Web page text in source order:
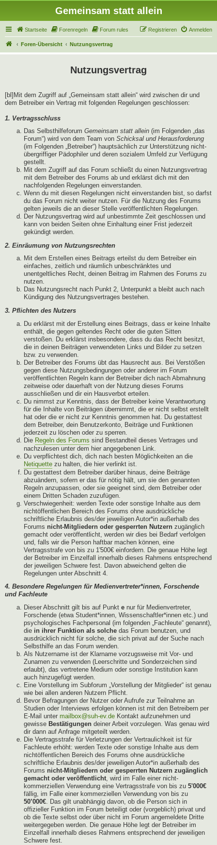
Gemeinsam statt allein
Startseite Forenregeln Forum rules Anmelden
Registrieren
Foren-Übersicht Nutzungsvertrag
Nutzungsvertrag
[bl]Mit dem Zugriff auf „Gemeinsam statt allein“ wird zwischen dir und
dem Betreiber ein Vertrag mit folgenden Regelungen geschlossen:
1. Vertragsschluss
Das Selbsthilfeforum Gemeinsam statt allein (im Folgenden „das
Forum“) wird von dem Team von Schicksal und Herausforderung
(im Folgenden „Betreiber“) hauptsächlich zur Unterstützung nicht-
übergriffiger Pädophiler und deren sozialem Umfeld zur Verfügung
gestellt.
Mit dem Zugriff auf das Forum schließt du einen Nutzungsvertrag
mit dem Betreiber des Forums ab und erklärst dich mit den
nachfolgenden Regelungen einverstanden.
Wenn du mit diesen Regelungen nicht einverstanden bist, so darfst
du das Forum nicht weiter nutzen. Für die Nutzung des Forums
gelten jeweils die an dieser Stelle veröffentlichten Regelungen.
Der Nutzungsvertrag wird auf unbestimmte Zeit geschlossen und
kann von beiden Seiten ohne Einhaltung einer Frist jederzeit
gekündigt werden.
2. Einräumung von Nutzungsrechten
Mit dem Erstellen eines Beitrags erteilst du dem Betreiber ein
einfaches, zeitlich und räumlich unbeschränktes und
unentgeltliches Recht, deinen Beitrag im Rahmen des Forums zu
nutzen.
Das Nutzungsrecht nach Punkt 2, Unterpunkt a bleibt auch nach
Kündigung des Nutzungsvertrages bestehen.
3. Pflichten des Nutzers
Du erklärst mit der Erstellung eines Beitrags, dass er keine Inhalte
enthält, die gegen geltendes Recht oder die guten Sitten
verstoßen. Du erklärst insbesondere, dass du das Recht besitzt,
die in deinen Beiträgen verwendeten Links und Bilder zu setzen
bzw. zu verwenden.
Der Betreiber des Forums übt das Hausrecht aus. Bei Verstößen
gegen diese Nutzungsbedingungen oder anderer im Forum
veröffentlichten Regeln kann der Betreiber dich nach Abmahnung
zeitweise oder dauerhaft von der Nutzung dieses Forums
ausschließen und dir ein Hausverbot erteilen.
Du nimmst zur Kenntnis, dass der Betreiber keine Verantwortung
für die Inhalte von Beiträgen übernimmt, die er nicht selbst erstellt
hat oder die er nicht zur Kenntnis genommen hat. Du gestattest
dem Betreiber, dein Benutzerkonto, Beiträge und Funktionen
jederzeit zu löschen oder zu sperren.
Die Regeln des Forums sind Bestandteil dieses Vertrages und
nachzulesen unter dem hier angegebenen Link.
Du verpflichtest dich, dich nach besten Möglichkeiten an die
Netiquette zu halten, die hier verlinkt ist.
Du gestattest dem Betreiber darüber hinaus, deine Beiträge
abzuändern, sofern er das für nötig hält, um sie den genannten
Regeln anzupassen, oder sie geeignet sind, dem Betreiber oder
einem Dritten Schaden zuzufügen.
Verschwiegenheit: werden Texte oder sonstige Inhalte aus dem
nichtöffentlichen Bereich des Forums ohne ausdrückliche
schriftliche Erlaubnis des/der jeweiligen Autor*in außerhalb des
Forums nicht-Mitgliedern oder gesperrten Nutzern zugänglich
gemacht oder veröffentlicht, werden wir dies bei Bedarf verfolgen
und, falls wir die Person haftbar machen können, eine
Vertragsstrafe von bis zu 1'500€ einfordern. Die genaue Höhe legt
der Betreiber im Einzelfall innerhalb dieses Rahmens entsprechend
der jeweiligen Schwere fest. Davon abweichend gelten die
Regelungen unter Abschnitt 4.
4. Besondere Regelungen für Medienvertreter*innen, Forschende
und Fachleute
Dieser Abschnitt gilt bis auf Punkt e nur für Medienvertreter,
Forschende (etwa Student*innen, Wissenschaftler*innen etc.) und
psychologisches Fachpersonal (im folgenden „Fachleute“ genannt),
die in ihrer Funktion als solche das Forum benutzen, und
ausdrücklich nicht für solche, die sich privat auf der Suche nach
Selbsthilfe an das Forum wenden.
Als Nutzername ist der Klarname vorzugsweise mit Vor- und
Zunamen zu verwenden (Leerschritte und Sonderzeichen sind
erlaubt), das vertretene Medium oder sonstige Institution kann
auch hinzugefügt werden.
Eine Vorstellung im Subforum „Vorstellung der Mitglieder“ ist genau
wie bei allen anderen Nutzern Pflicht.
Bevor Befragungen der Nutzer oder Aufrufe zur Teilnahme an
Studien oder Interviews erfolgen können ist mit den Betreibern per
E-Mail unter mailbox@suh-ev.de Kontakt aufzunehmen und
gewisse Bestätigungen deiner Arbeit vorzulegen. Was genau wird
dir dann auf Anfrage mitgeteilt werden.
Die Vertragsstrafe für Verletzungen der Vertraulichkeit ist für
Fachleute erhöht: werden Texte oder sonstige Inhalte aus dem
nichtöffentlichen Bereich des Forums ohne ausdrückliche
schriftliche Erlaubnis des/der jeweiligen Autor*in außerhalb des
Forums nicht-Mitgliedern oder gesperrten Nutzern zugänglich
gemacht oder veröffentlicht , wird im Falle einer nicht-
kommerziellen Verwendung eine Vertragsstrafe von bis zu 5'000€
fällig, im Falle einer kommerziellen Verwendung von bis zu
50’000€ . Das gilt unabhängig davon, ob die Person sich in
offizieller Funktion im Forum beteiligt oder (vorgeblich) privat und
ob die Texte selbst oder über nicht im Forum angemeldete Dritte
weitergegeben werden. Die genaue Höhe legt der Betreiber im
Einzelfall innerhalb dieses Rahmens entsprechend der jeweiligen
Schwere fest.